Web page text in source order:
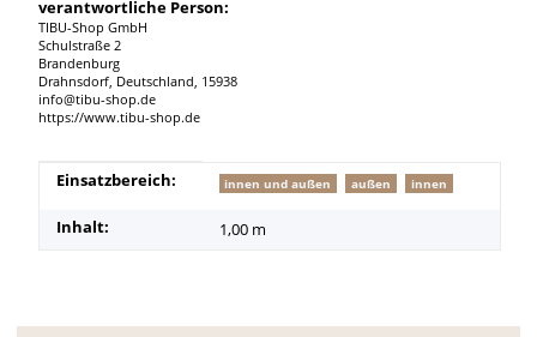
verantwortliche Person:
TIBU-Shop GmbH
Schulstraße 2
Brandenburg
Drahnsdorf, Deutschland, 15938
info@tibu-shop.de
https://www.tibu-shop.de
Produkteigenschaft
Wert
Einsatzbereich: innen und außen außen innen
Inhalt: 1,00 m